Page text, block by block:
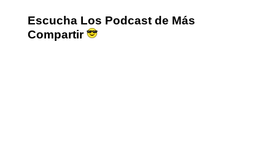
Escucha Los Podcast de Más
Compartir